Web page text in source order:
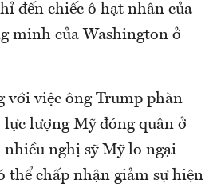
đến chiếc ô hạt nhân của
minh của Washington ở
với việc ông Trump phàn
lượng Mỹ đóng quân ở
nhiều nghị sỹ Mỹ lo ngại
thể chấp nhận giảm sự hiện